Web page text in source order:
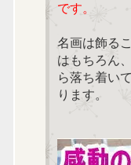
です。
名画は飾る
はもちろん
ら落ち着い
ります。